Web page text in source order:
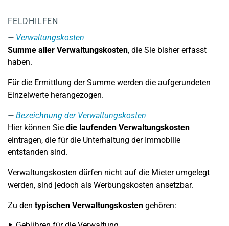
FELDHILFEN
Verwaltungskosten
Summe aller Verwaltungskosten, die Sie bisher erfasst
haben.
Für die Ermittlung der Summe werden die aufgerundeten
Einzelwerte herangezogen.
Bezeichnung der Verwaltungskosten
Hier können Sie die laufenden Verwaltungskosten
eintragen, die für die Unterhaltung der Immobilie
entstanden sind.
Verwaltungskosten dürfen nicht auf die Mieter umgelegt
werden, sind jedoch als Werbungskosten ansetzbar.
Zu den typischen Verwaltungskosten gehören: